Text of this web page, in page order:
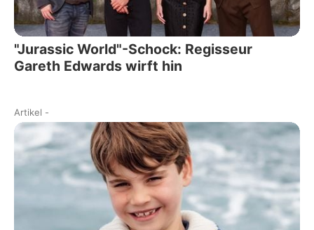
"Jurassic World"-Schock: Regisseur
Gareth Edwards wirft hin
Artikel -